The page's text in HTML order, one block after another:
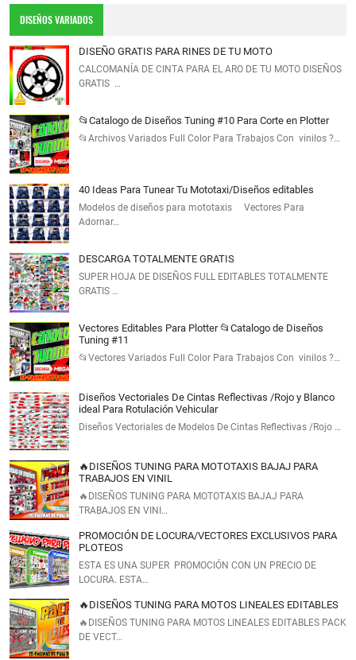
DISEÑOS VARIADOS
DISEÑO GRATIS PARA RINES DE TU MOTO
CALCOMANÍA DE CINTA PARA EL ARO DE TU MOTO DISEÑOS
GRATIS …
📂Catalogo de Diseños Tuning #10 Para Corte en Plotter
📂Archivos Variados Full Color Para Trabajos Con vinilos ?…
40 Ideas Para Tunear Tu Mototaxi/Diseños editables
Modelos de diseños para mototaxis Vectores Para
Adornar…
DESCARGA TOTALMENTE GRATIS
SUPER HOJA DE DISEÑOS FULL EDITABLES TOTALMENTE
GRATIS …
Vectores Editables Para Plotter 📂Catalogo de Diseños
Tuning #11
📂Vectores Variados Full Color Para Trabajos Con vinilos ?…
Diseños Vectoriales De Cintas Reflectivas /Rojo y Blanco
ideal Para Rotulación Vehicular
Diseños Vectoriales de Modelos De Cintas Reflectivas /Rojo …
🔥DISEÑOS TUNING PARA MOTOTAXIS BAJAJ PARA
TRABAJOS EN VINIL
🔥DISEÑOS TUNING PARA MOTOTAXIS BAJAJ PARA
TRABAJOS EN VINI…
PROMOCIÓN DE LOCURA/VECTORES EXCLUSIVOS PARA
PLOTEOS
ESTA ES UNA SUPER PROMOCIÓN CON UN PRECIO DE
LOCURA. ESTA…
🔥DISEÑOS TUNING PARA MOTOS LINEALES EDITABLES
🔥DISEÑOS TUNING PARA MOTOS LINEALES EDITABLES PACK
DE VECT…